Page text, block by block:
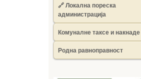
🔗 Локална пореска
администрација
Комуналне таксе и накнаде
Родна равноправност